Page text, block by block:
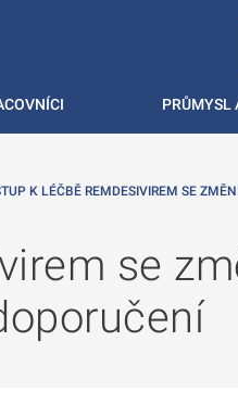
PRŮMYSL
K LÉČBĚ REMDESIVIREM SE
se